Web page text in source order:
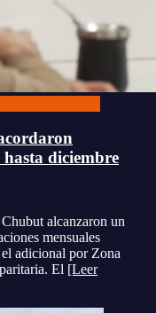
diciembre
alcanzaron un
mensuales
adicional por Zona
El [Leer